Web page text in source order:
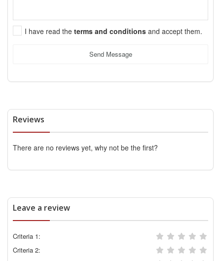
I have read the terms and conditions and accept them.
Send Message
Reviews
There are no reviews yet, why not be the first?
Leave a review
Criteria 1:
Criteria 2: